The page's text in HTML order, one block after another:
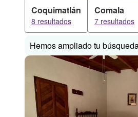
Coquimatlán
8 resultados
Comala
7 resultados
Hemos ampliado tu